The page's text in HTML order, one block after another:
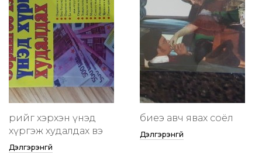
өөрийгөө хэрхэн үнэд
хүргэж худалдах вэ
Дэлгэрэнгүй
биеэ авч явах соёл
Дэлгэрэнгүй